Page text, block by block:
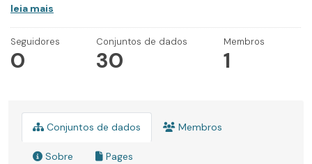
leia mais
Seguidores
0
Conjuntos de dados
30
Membros
1
Conjuntos de dados Membros
Sobre Pages